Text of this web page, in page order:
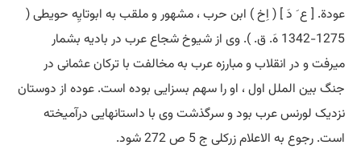
عودة. [ ع َ دَ ] ( اِخ ) ابن حرب ، مشهور و ملقب به ابوتایِه حویطی (
1275-1342 هَ. ق. ). وی از شیوخ شجاع عرب در بادیه بشمار
میرفت و در انقلاب و مبارزه عرب به مخالفت با ترکان عثمانی در
جنگ بین الملل اول ، او را سهم بسزایی بوده است. عوده از دوستان
نزدیک لورنس عرب بود و سرگذشت وی با داستانهایی درآمیخته
است. رجوع به الاعلام زرکلی ج 5 ص 272 شود.